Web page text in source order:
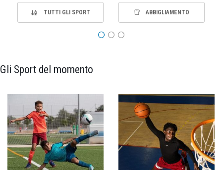
TUTTI GLI SPORT ABBIGLIAMENTO
Gli Sport del momento